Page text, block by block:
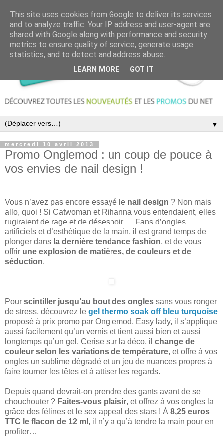
▼
mercredi 10 avril 2013
Promo Onglemod : un coup de pouce à
vos envies de nail design !
Vous n’avez pas encore essayé le nail design ? Non mais
allo, quoi ! Si Catwoman et Rihanna vous entendaient, elles
rugiraient de rage et de désespoir… Fans d’ongles
artificiels et d’esthétique de la main, il est grand temps de
plonger dans la dernière tendance fashion, et de vous
offrir une explosion de matières, de couleurs et de
séduction.
Pour scintiller jusqu’au bout des ongles sans vous ronger
de stress, découvrez le gel thermo soak off bleu turquoise
proposé à prix promo par Onglemod. Easy lady, il s’applique
aussi facilement qu’un vernis et tient aussi bien et aussi
longtemps qu’un gel. Cerise sur la déco, il change de
couleur selon les variations de température, et offre à vos
ongles un sublime dégradé et un jeu de nuances propres à
faire tourner les têtes et à attiser les regards.
Depuis quand devrait-on prendre des gants avant de se
chouchouter ? Faites-vous plaisir, et offrez à vos ongles la
grâce des félines et le sex appeal des stars ! À 8,25 euros
TTC le flacon de 12 ml , il n’y a qu’à tendre la main pour en
profiter…
This site uses cookies from Google to deliver its services
and to analyze traffic. Your IP address and user-agent are
shared with Google along with performance and security
metrics to ensure quality of service, generate usage
statistics, and to detect and address abuse.
LEARN MORE GOT IT